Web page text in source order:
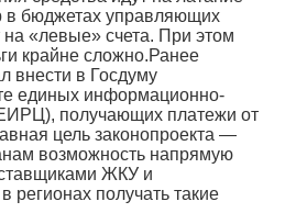
в бюджетах управляющих
«левые» счета. При этом
крайне сложно.Ранее
внести в Госдуму
единых информационно-
получающих платежи от
цель законопроекта —
возможность напрямую
ЖКУ и
получать такие